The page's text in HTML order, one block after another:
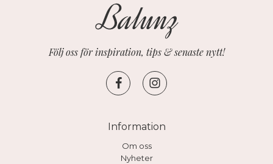
Följ oss för inspiration, tips & senaste nytt!
Information
Om oss
Nyheter